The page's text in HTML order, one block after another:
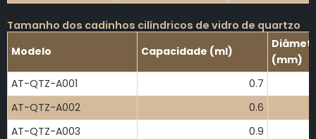
Tamanho dos cadinhos cilíndricos de vidro de quartzo
Modelo
Capacidade (ml)
(mm)
AT-QTZ-A001
0.7
AT-QTZ-A002
0.6
AT-QTZ-A003
0.9